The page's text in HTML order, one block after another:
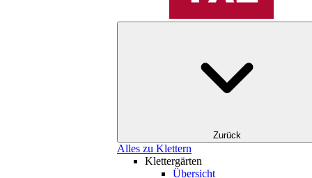
Zurück
Alles zu Klettern
Klettergärten
Übersicht